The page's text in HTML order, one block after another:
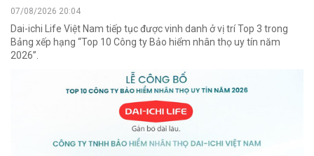
07/08/2026 20:04
Dai-ichi Life Việt Nam tiếp tục được vinh danh ở vị trí Top 3 trong
Bảng xếp hạng “Top 10 Công ty Bảo hiểm nhân thọ uy tín năm
2026”.